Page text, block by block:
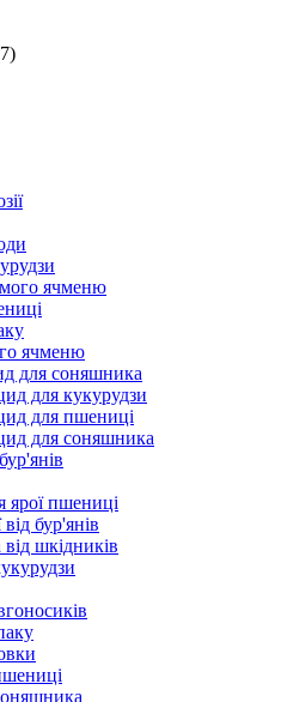
ячменю
ячменю
для соняшника
для кукурудзи
для пшениці
для соняшника
ярої пшениці
бур'янів
шкідників